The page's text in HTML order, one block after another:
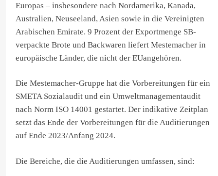
Europas – insbesondere nach Nordamerika, Kanada,
Australien, Neuseeland, Asien sowie in die Vereinigten
Arabischen Emirate. 9 Prozent der Exportmenge SB-
verpackte Brote und Backwaren liefert Mestemacher in
europäische Länder, die nicht der EUangehören.
Die Mestemacher-Gruppe hat die Vorbereitungen für ein
SMETA Sozialaudit und ein Umweltmanagementaudit
nach Norm ISO 14001 gestartet. Der indikative Zeitplan
setzt das Ende der Vorbereitungen für die Auditierungen
auf Ende 2023/Anfang 2024.
Die Bereiche, die die Auditierungen umfassen, sind: